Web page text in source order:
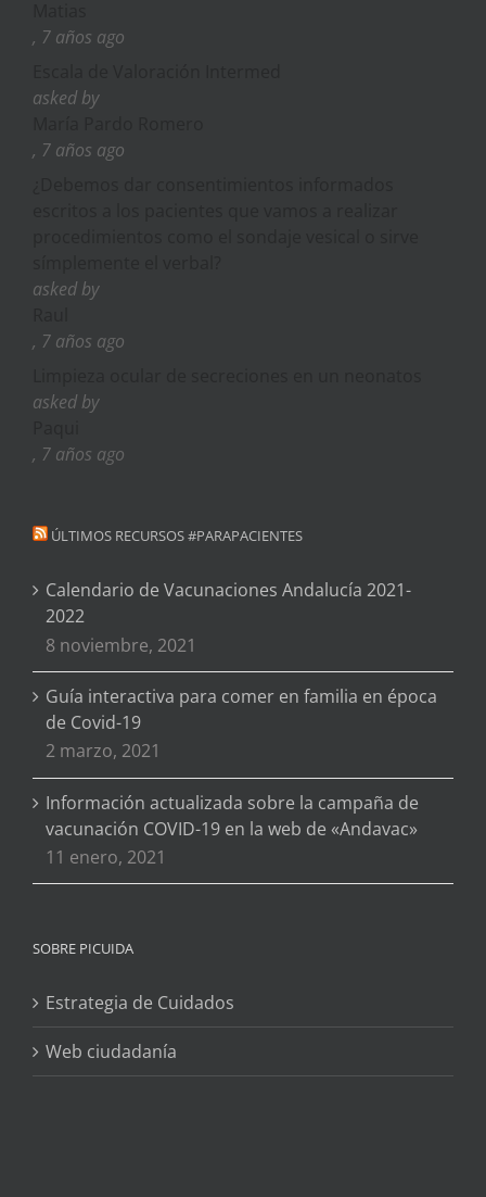
, 7 años ago
asked by
, 7 años ago
asked by
, 7 años ago
asked by
, 7 años ago
ÚLTIMOS RECURSOS #PARAPACIENTES
Calendario de Vacunaciones Andalucía 2021-
2022
8 noviembre, 2021
Guía interactiva para comer en familia en época
de Covid-19
2 marzo, 2021
Información actualizada sobre la campaña de
vacunación COVID-19 en la web de «Andavac»
11 enero, 2021
SOBRE PICUIDA
Estrategia de Cuidados
Web ciudadanía